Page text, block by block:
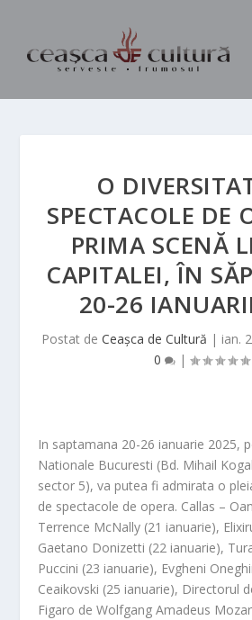
O
SPECTACOLE DE
PRIMA SCENĂ
CAPITALEI, ÎN
20-26
Postat de Ceașca de Cultură | ian.
0
|
In saptamana 20-26 ianuarie 2025,
Nationale Bucuresti (Bd. Mihail
sector 5), va putea fi admirata o
de spectacole de opera. Callas –
Terrence McNally (21 ianuarie),
Gaetano Donizetti (22 ianuarie),
Puccini (23 ianuarie), Evgheni
Ceaikovski (25 ianuarie), Directorul
Figaro de Wolfgang Amadeus